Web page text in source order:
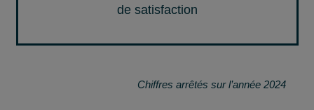
de satisfaction
Chiffres arrêtés sur l’année 2024